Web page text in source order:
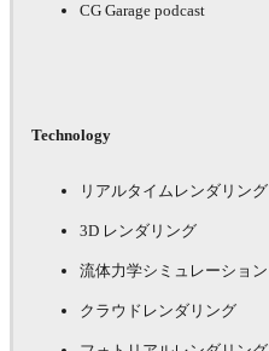
CG Garage podcast
Technology
リアルタイムレンダリング
3D レンダリング
流体力学シミュレーション
クラウドレンダリング